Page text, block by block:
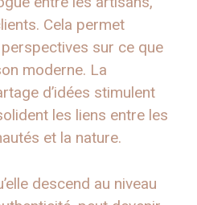
Cela permet
perspectives sur ce que
moderne. La
d’idées stimulent
les liens entre les
et la nature.
descend au niveau